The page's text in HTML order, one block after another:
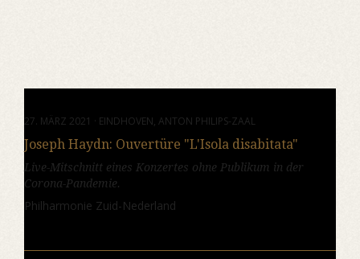
27. MÄRZ 2021 · EINDHOVEN, ANTON PHILIPS-ZAAL
Joseph Haydn: Ouvertüre "L'Isola disabitata"
Live-Mitschnitt eines Konzertes ohne Publikum in der
Corona-Pandemie.
Philharmonie Zuid-Nederland